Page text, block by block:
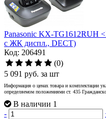
Panasonic KX-TG1612RUH
с ЖК диспл., DECT)
Код: 206491
(0)
5 091 руб. за шт
Информация о ценах товара и комплектации
определяемом положениями ст. 435
В наличии 1
-